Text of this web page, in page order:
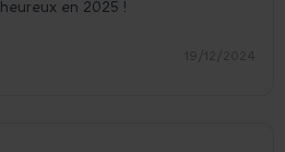
heureux en 2025 !
19/12/2024